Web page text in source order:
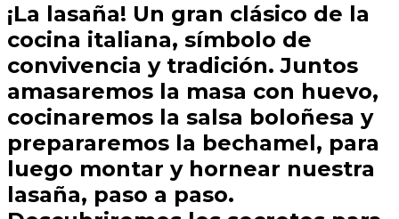
¡La lasaña! Un gran clásico de la
cocina italiana, símbolo de
convivencia y tradición. Juntos
amasaremos la masa con huevo,
cocinaremos la salsa boloñesa y
prepararemos la bechamel, para
luego montar y hornear nuestra
lasaña, paso a paso.